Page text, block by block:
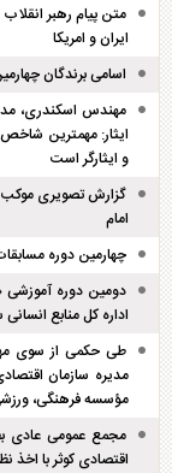
متن پیام رهبر
ایران و امریکا
اسامی برندگان
مهندس اسکندری،
ایثار: مهمترین
و ایثارگر است
گزارش تصویری موکب
امام
چهارمین دوره
دومین دوره آموزشی
اداره کل منابع
طی حکمی از سوی
مدیره سازمان
مؤسسه فرهنگی،
اقتصادی کوثر با اخذ